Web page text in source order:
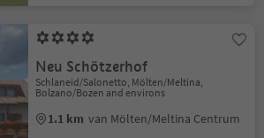
Neu Schötzerhof
Schlaneid/Salonetto, Mölten/Meltina,
Bolzano/Bozen and environs
1.1 km van Mölten/Meltina Centrum